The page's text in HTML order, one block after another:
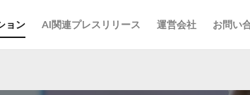
ョン AI関連プレスリリース 運営会社 お問い